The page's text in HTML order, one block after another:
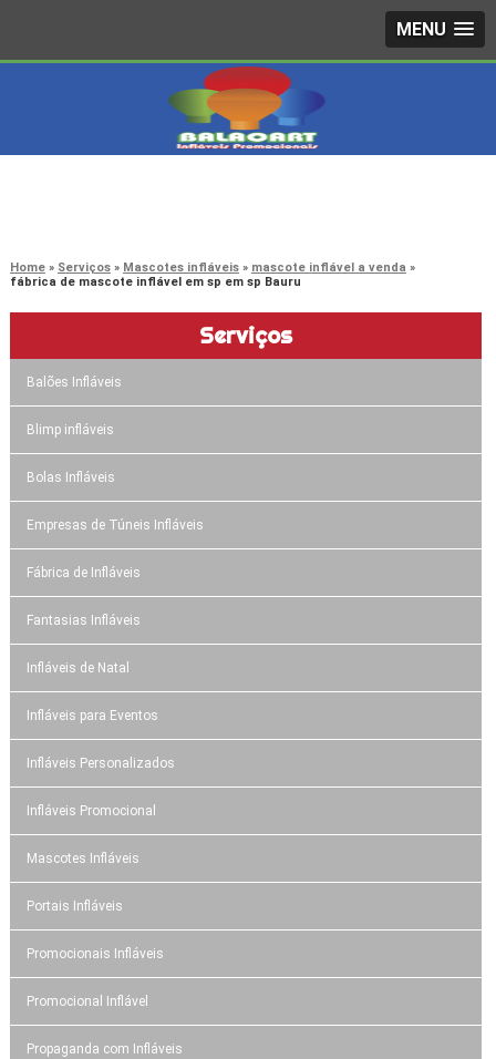
MENU
Home Serviços Mascotes infláveis
mascote inflável a venda
fábrica de mascote inflável em sp em sp Bauru
Serviços
Balões Infláveis
Blimp infláveis
Bolas Infláveis
Empresas de Túneis Infláveis
Fábrica de Infláveis
Fantasias Infláveis
Infláveis de Natal
Infláveis para Eventos
Infláveis Personalizados
Infláveis Promocional
Mascotes Infláveis
Portais Infláveis
Promocionais Infláveis
Promocional Inflável
Propaganda com Infláveis